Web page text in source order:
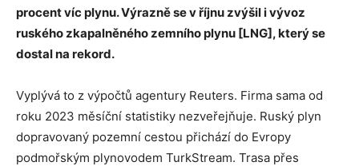
procent víc plynu. Výrazně se v říjnu zvýšil i vývoz
ruského zkapalněného zemního plynu [LNG], který se
dostal na rekord.
Vyplývá to z výpočtů agentury Reuters. Firma sama od
roku 2023 měsíční statistiky nezveřejňuje. Ruský plyn
dopravovaný pozemní cestou přichází do Evropy
podmořským plynovodem TurkStream. Trasa přes